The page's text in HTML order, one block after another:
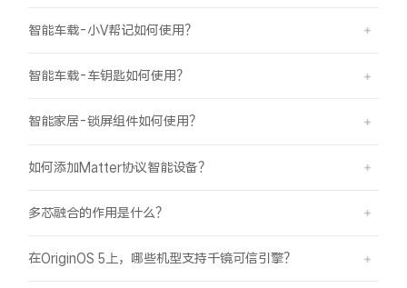
智能车载-小V帮记如何使用？
智能车载-车钥匙如何使用？
智能家居-锁屏组件如何使用？
如何添加Matter协议智能设备？
多芯融合的作用是什么？
在OriginOS 5上，哪些机型支持千镜可信引擎？